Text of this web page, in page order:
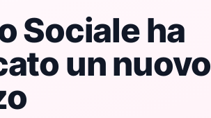
Sociale ha
un nuovo